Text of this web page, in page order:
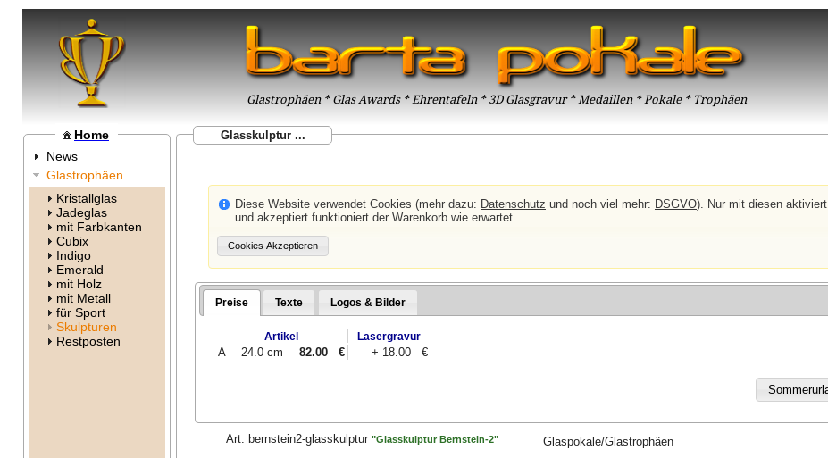
Glastrophäen * Glas Awards * Ehrentafeln * 3D Glasgravur * Medaillen * Pokale * Trophäen
Home
News
Glastrophäen
Kristallglas
Jadeglas
mit Farbkanten
Cubix
Indigo
Emerald
mit Holz
mit Metall
für Sport
Skulpturen
Restposten
Glasskulptur ...
Diese Website verwendet Cookies (mehr dazu: Datenschutz und noch viel mehr: DSGVO). Nur mit diesen aktiviert
und akzeptiert funktioniert der Warenkorb wie erwartet.
Preise Texte Logos & Bilder
Artikel Lasergravur
A 24.0 cm 82.00 € + 18.00 €
Art: bernstein2-glasskulptur "Glasskulptur Bernstein-2"
Glaspokale/Glastrophäen